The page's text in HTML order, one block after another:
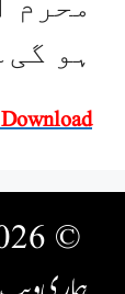
ہو
© 2026 deeniyatmaktab.com